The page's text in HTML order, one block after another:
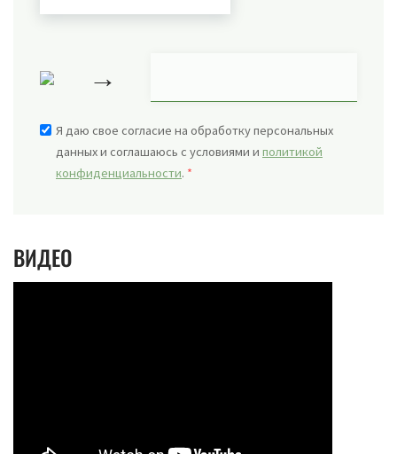
→
Я даю свое согласие на обработку персональных
данных и соглашаюсь с условиями и политикой
конфиденциальности. *
ВИДЕО